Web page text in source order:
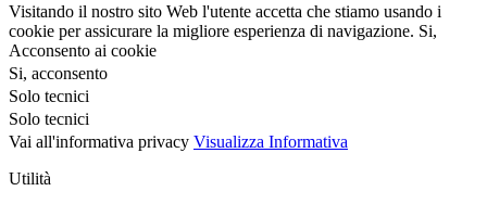
Visitando il nostro sito Web l'utente accetta che stiamo usando i
cookie per assicurare la migliore esperienza di navigazione. Si,
Acconsento ai cookie
Si, acconsento
Solo tecnici
Solo tecnici
Vai all'informativa privacy Visualizza Informativa
Utilità